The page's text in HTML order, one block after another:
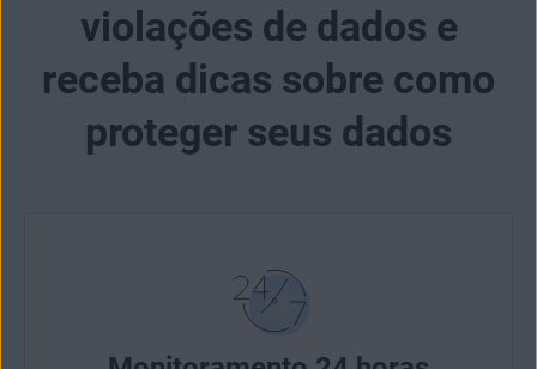
violações de dados e
receba dicas sobre como
proteger seus dados